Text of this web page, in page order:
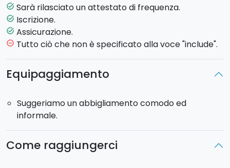
materie prime, ricette di base, preparazione di pasta,
riso, carne, pesce, brodi, creme, dolci. Inoltre
imparerete come apparecchiare e decorare la
tavola.
Se desiderate prendere parte ad 1 sola lezione, invece
che all'intero corso, potete selezionare la
Le lezioni avranno
noi a comunicarvi la data e l'orario della prima lezione.
Tutte le lezioni successive, verranno concordate con
l'insegnante insieme a tutti gli altri partecipanti. Ogni
task_alt Sarà rilasciato un attestato di frequenza.
task_alt Iscrizione.
task_alt Assicurazione.
remove_circle_outline Tutto ciò che non è specificato alla voce "include".
Equipaggiamento
Suggeriamo un abbigliamento comodo ed
informale.
Come raggiungerci